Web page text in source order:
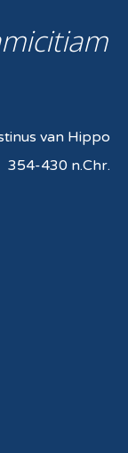
van Hippo
354-430 n.Chr.